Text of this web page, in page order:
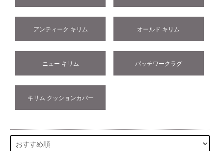
アンティーク キリム オールド キリム
ニュー キリム パッチワークラグ
キリム クッションカバー